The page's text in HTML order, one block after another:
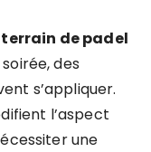
de padel
des
s’appliquer.
l’aspect
une